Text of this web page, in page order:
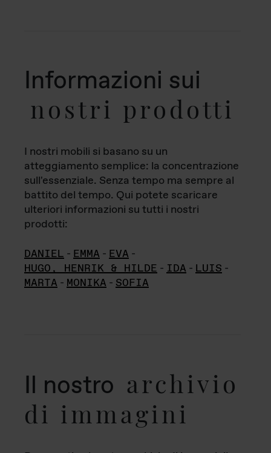
Informazioni sui
nostri prodotti
I nostri mobili si basano su un
atteggiamento semplice: la concentrazione
sull'essenziale. Senza tempo ma sempre al
battito del tempo. Qui potete scaricare
ulteriori informazioni su tutti i nostri
prodotti:
DANIEL - EMMA - EVA -
HUGO, HENRIK & HILDE - IDA - LUIS -
MARTA - MONIKA - SOFIA
Il nostro archivio
di immagini